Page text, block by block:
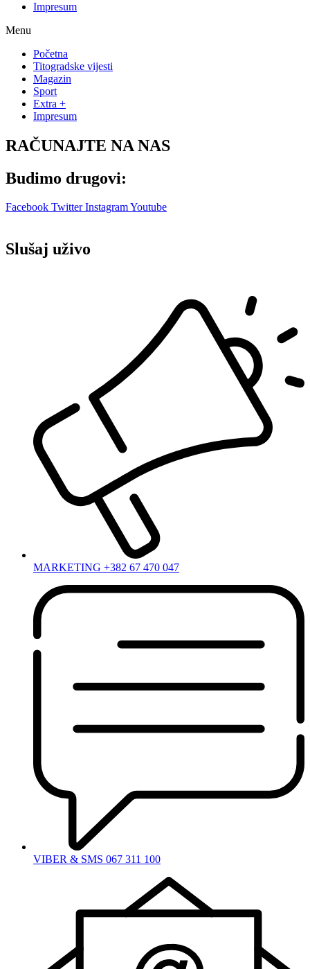
Impresum
Menu
Početna
Titogradske vijesti
Magazin
Sport
Extra +
Impresum
RAČUNAJTE NA NAS
Budimo drugovi:
Facebook Twitter InstagramYoutube
Slušaj uživo
MARKETING +382 67 470 047
VIBER & SMS 067 311 100